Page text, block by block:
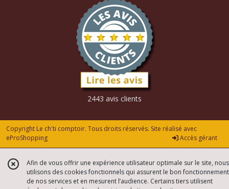
2443 avis clients
Copyright Le ch'ti comptoir. Tous droits réservés. Site réalisé avec
eProShopping
Accès gérant
Afin de vous offrir une expérience utilisateur optimale sur le site, nous
utilisons des cookies fonctionnels qui assurent le bon fonctionnement
de nos services et en mesurent l’audience. Certains tiers utilisent